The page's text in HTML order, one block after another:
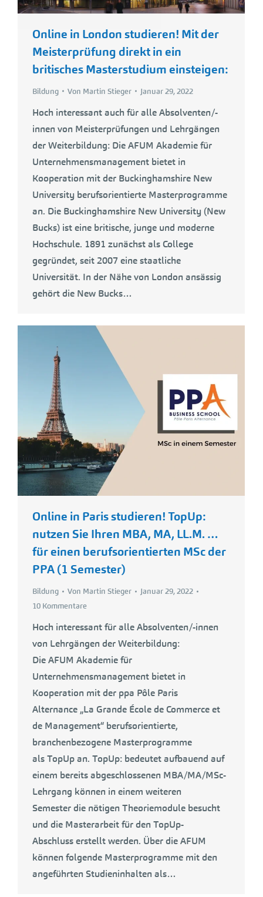
Online in London studieren! Mit der
Meisterprüfung direkt in ein
britisches Masterstudium einsteigen:
Bildung Von Martin Stieger Januar 29, 2022
Hoch interessant auch für alle Absolventen/-
innen von Meisterprüfungen und Lehrgängen
der Weiterbildung: Die AFUM Akademie für
Unternehmensmanagement bietet in
Kooperation mit der Buckinghamshire New
University berufsorientierte Masterprogramme
an. Die Buckinghamshire New University (New
Bucks) ist eine britische, junge und moderne
Hochschule. 1891 zunächst als College
gegründet, seit 2007 eine staatliche
Universität. In der Nähe von London ansässig
gehört die New Bucks…
Online in Paris studieren! TopUp:
nutzen Sie Ihren MBA, MA, LL.M. …
für einen berufsorientierten MSc der
PPA (1 Semester)
Bildung Von Martin Stieger
Januar 29, 2022
10 Kommentare
Hoch interessant für alle Absolventen/-innen
von Lehrgängen der Weiterbildung:
Die AFUM Akademie für
Unternehmensmanagement bietet in
Kooperation mit der ppa Pôle Paris
Alternance „La Grande École de Commerce et
de Management“ berufsorientierte,
branchenbezogene Masterprogramme
als TopUp an. TopUp: bedeutet aufbauend auf
einem bereits abgeschlossenen MBA/MA/MSc-
Lehrgang können in einem weiteren
Semester die nötigen Theoriemodule besucht
und die Masterarbeit für den TopUp-
Abschluss erstellt werden. Über die AFUM
können folgende Masterprogramme mit den
angeführten Studieninhalten als…